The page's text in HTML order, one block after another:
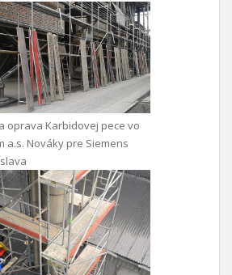
oprava Karbidovej pece vo
a.s. Nováky pre Siemens